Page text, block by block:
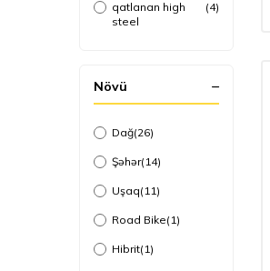
qatlanan high
steel
(4)
Növü
Dağ(26)
Şəhər(14)
Uşaq(11)
Road Bike(1)
Hibrit(1)